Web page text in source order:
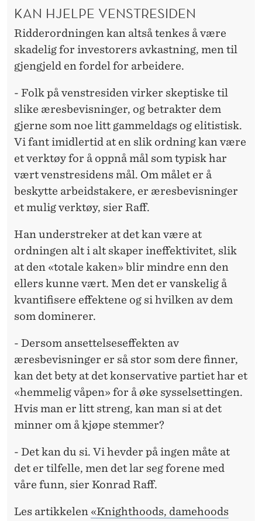
KAN HJELPE VENSTRESIDEN
Ridderordningen kan altså tenkes å være
skadelig for investorers avkastning, men til
gjengjeld en fordel for arbeidere.
- Folk på venstresiden virker skeptiske til
slike æresbevisninger, og betrakter dem
gjerne som noe litt gammeldags og elitistisk.
Vi fant imidlertid at en slik ordning kan være
et verktøy for å oppnå mål som typisk har
vært venstresidens mål. Om målet er å
beskytte arbeidstakere, er æresbevisninger
et mulig verktøy, sier Raff.
Han understreker at det kan være at
ordningen alt i alt skaper ineffektivitet, slik
at den «totale kaken» blir mindre enn den
ellers kunne vært. Men det er vanskelig å
kvantifisere effektene og si hvilken av dem
som dominerer.
- Dersom ansettelseseffekten av
æresbevisninger er så stor som dere finner,
kan det bety at det konservative partiet har et
«hemmelig våpen» for å øke sysselsettingen.
Hvis man er litt streng, kan man si at det
minner om å kjøpe stemmer?
- Det kan du si. Vi hevder på ingen måte at
det er tilfelle, men det lar seg forene med
våre funn, sier Konrad Raff.
Les artikkelen «Knighthoods, damehoods